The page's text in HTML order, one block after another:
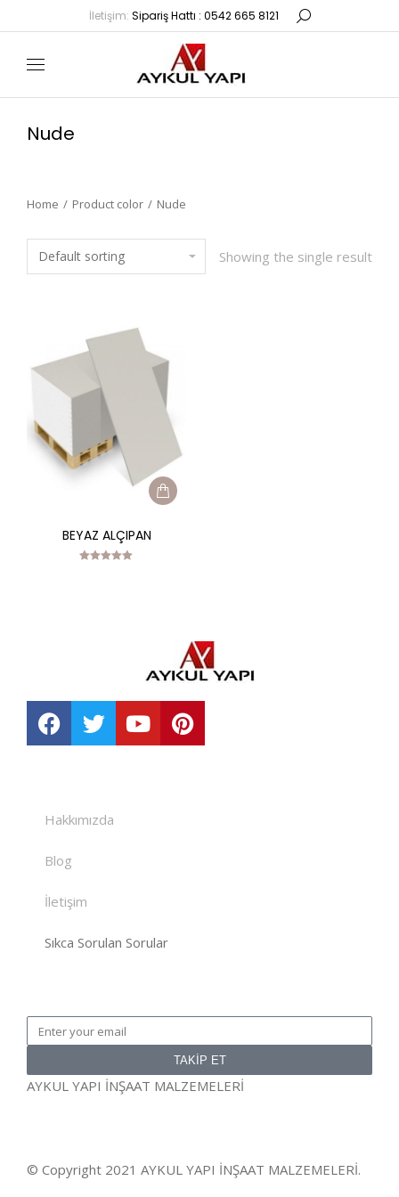
İletişim: Sipariş Hattı : 0542 665 8121
Nude
You are here:
Home Product color Nude
Showing the single result
BEYAZ ALÇIPAN
Hakkımızda
Blog
İletişim
Sıkca Sorulan Sorular
TAKİP ET
AYKUL YAPI İNŞAAT MALZEMELERİ
© Copyright 2021 AYKUL YAPI İNŞAAT MALZEMELERİ.